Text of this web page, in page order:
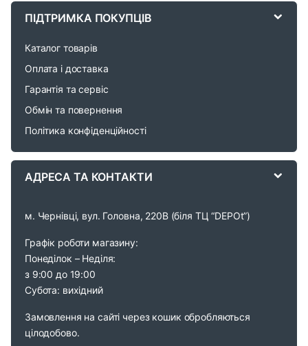
ПІДТРИМКА ПОКУПЦІВ
Каталог товарів
Оплата і доставка
Гарантія та сервіс
Обмін та повернення
Політика конфіденційності
АДРЕСА ТА КОНТАКТИ
м. Чернівці, вул. Головна, 220В (біля ТЦ “DEPOt”)
Графік роботи магазину:
Понеділок – Неділя:
з 9:00 до 19:00
Субота: вихідний
Замовлення на сайті через кошик обробляються
цілодобово.